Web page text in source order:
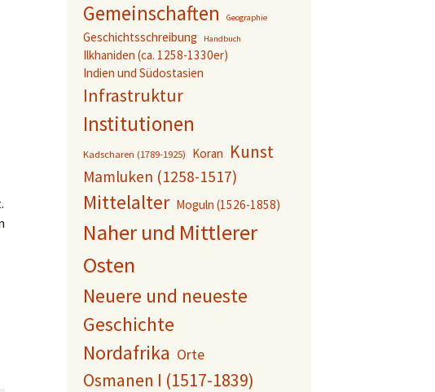
Gemeinschaften Geographie
Geschichtsschreibung Handbuch
Ilkhaniden (ca. 1258-1330er)
Indien und Südostasien
Infrastruktur
Institutionen
Kadscharen (1789-1925) Koran Kunst
Mamluken (1258-1517)
Mittelalter Moguln (1526-1858)
Naher und Mittlerer
Osten
Neuere und neueste
Geschichte
Nordafrika Orte
Osmanen I (1517-1839)